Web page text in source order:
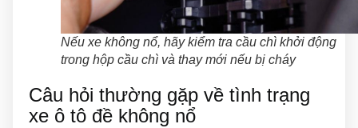
Nếu xe không nổ, hãy kiểm tra cầu chì khởi động
trong hộp cầu chì và thay mới nếu bị cháy
Câu hỏi thường gặp về tình trạng
xe ô tô đề không nổ